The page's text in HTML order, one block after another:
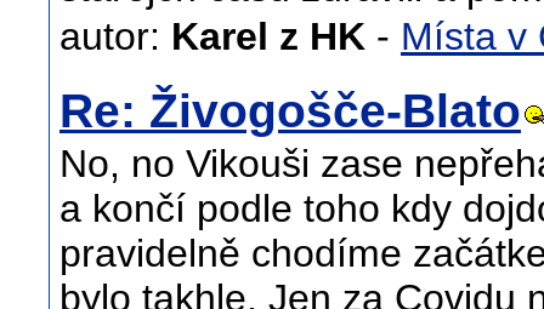
autor: Karel z HK - Místa v
Re: Živogošče-Blato
No, no Vikouši zase
a končí podle toho kdy
pravidelně chodíme
bylo takhle. Jen za Covidu